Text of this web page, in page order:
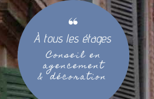
Passer
au
contenu